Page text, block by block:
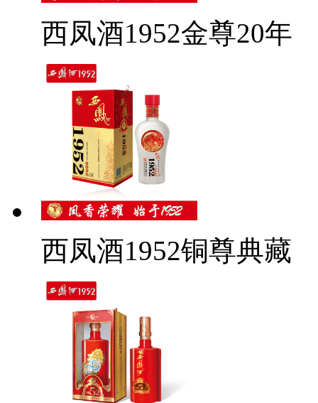
西凤酒1952金尊20年
西凤酒1952铜尊典藏